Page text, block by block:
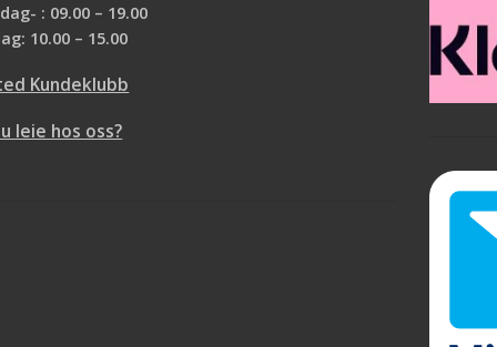
: 09.00 – 19.00
10.00 – 15.00
Kundeklubb
leie hos oss?